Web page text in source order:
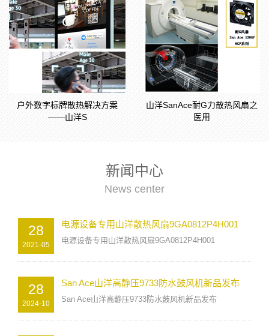
户外数字标牌散热解决方案
——山洋S
山洋SanAce耐G力散热风扇之
医用
新闻中心
News center
28
2021-05
电源设备专用山洋散热风扇9GA0812P4H001
电源设备专用山洋散热风扇9GA0812P4H001
28
2024-10
San Ace山洋高静压9733防水鼓风机新品发布
San Ace山洋高静压9733防水鼓风机新品发布